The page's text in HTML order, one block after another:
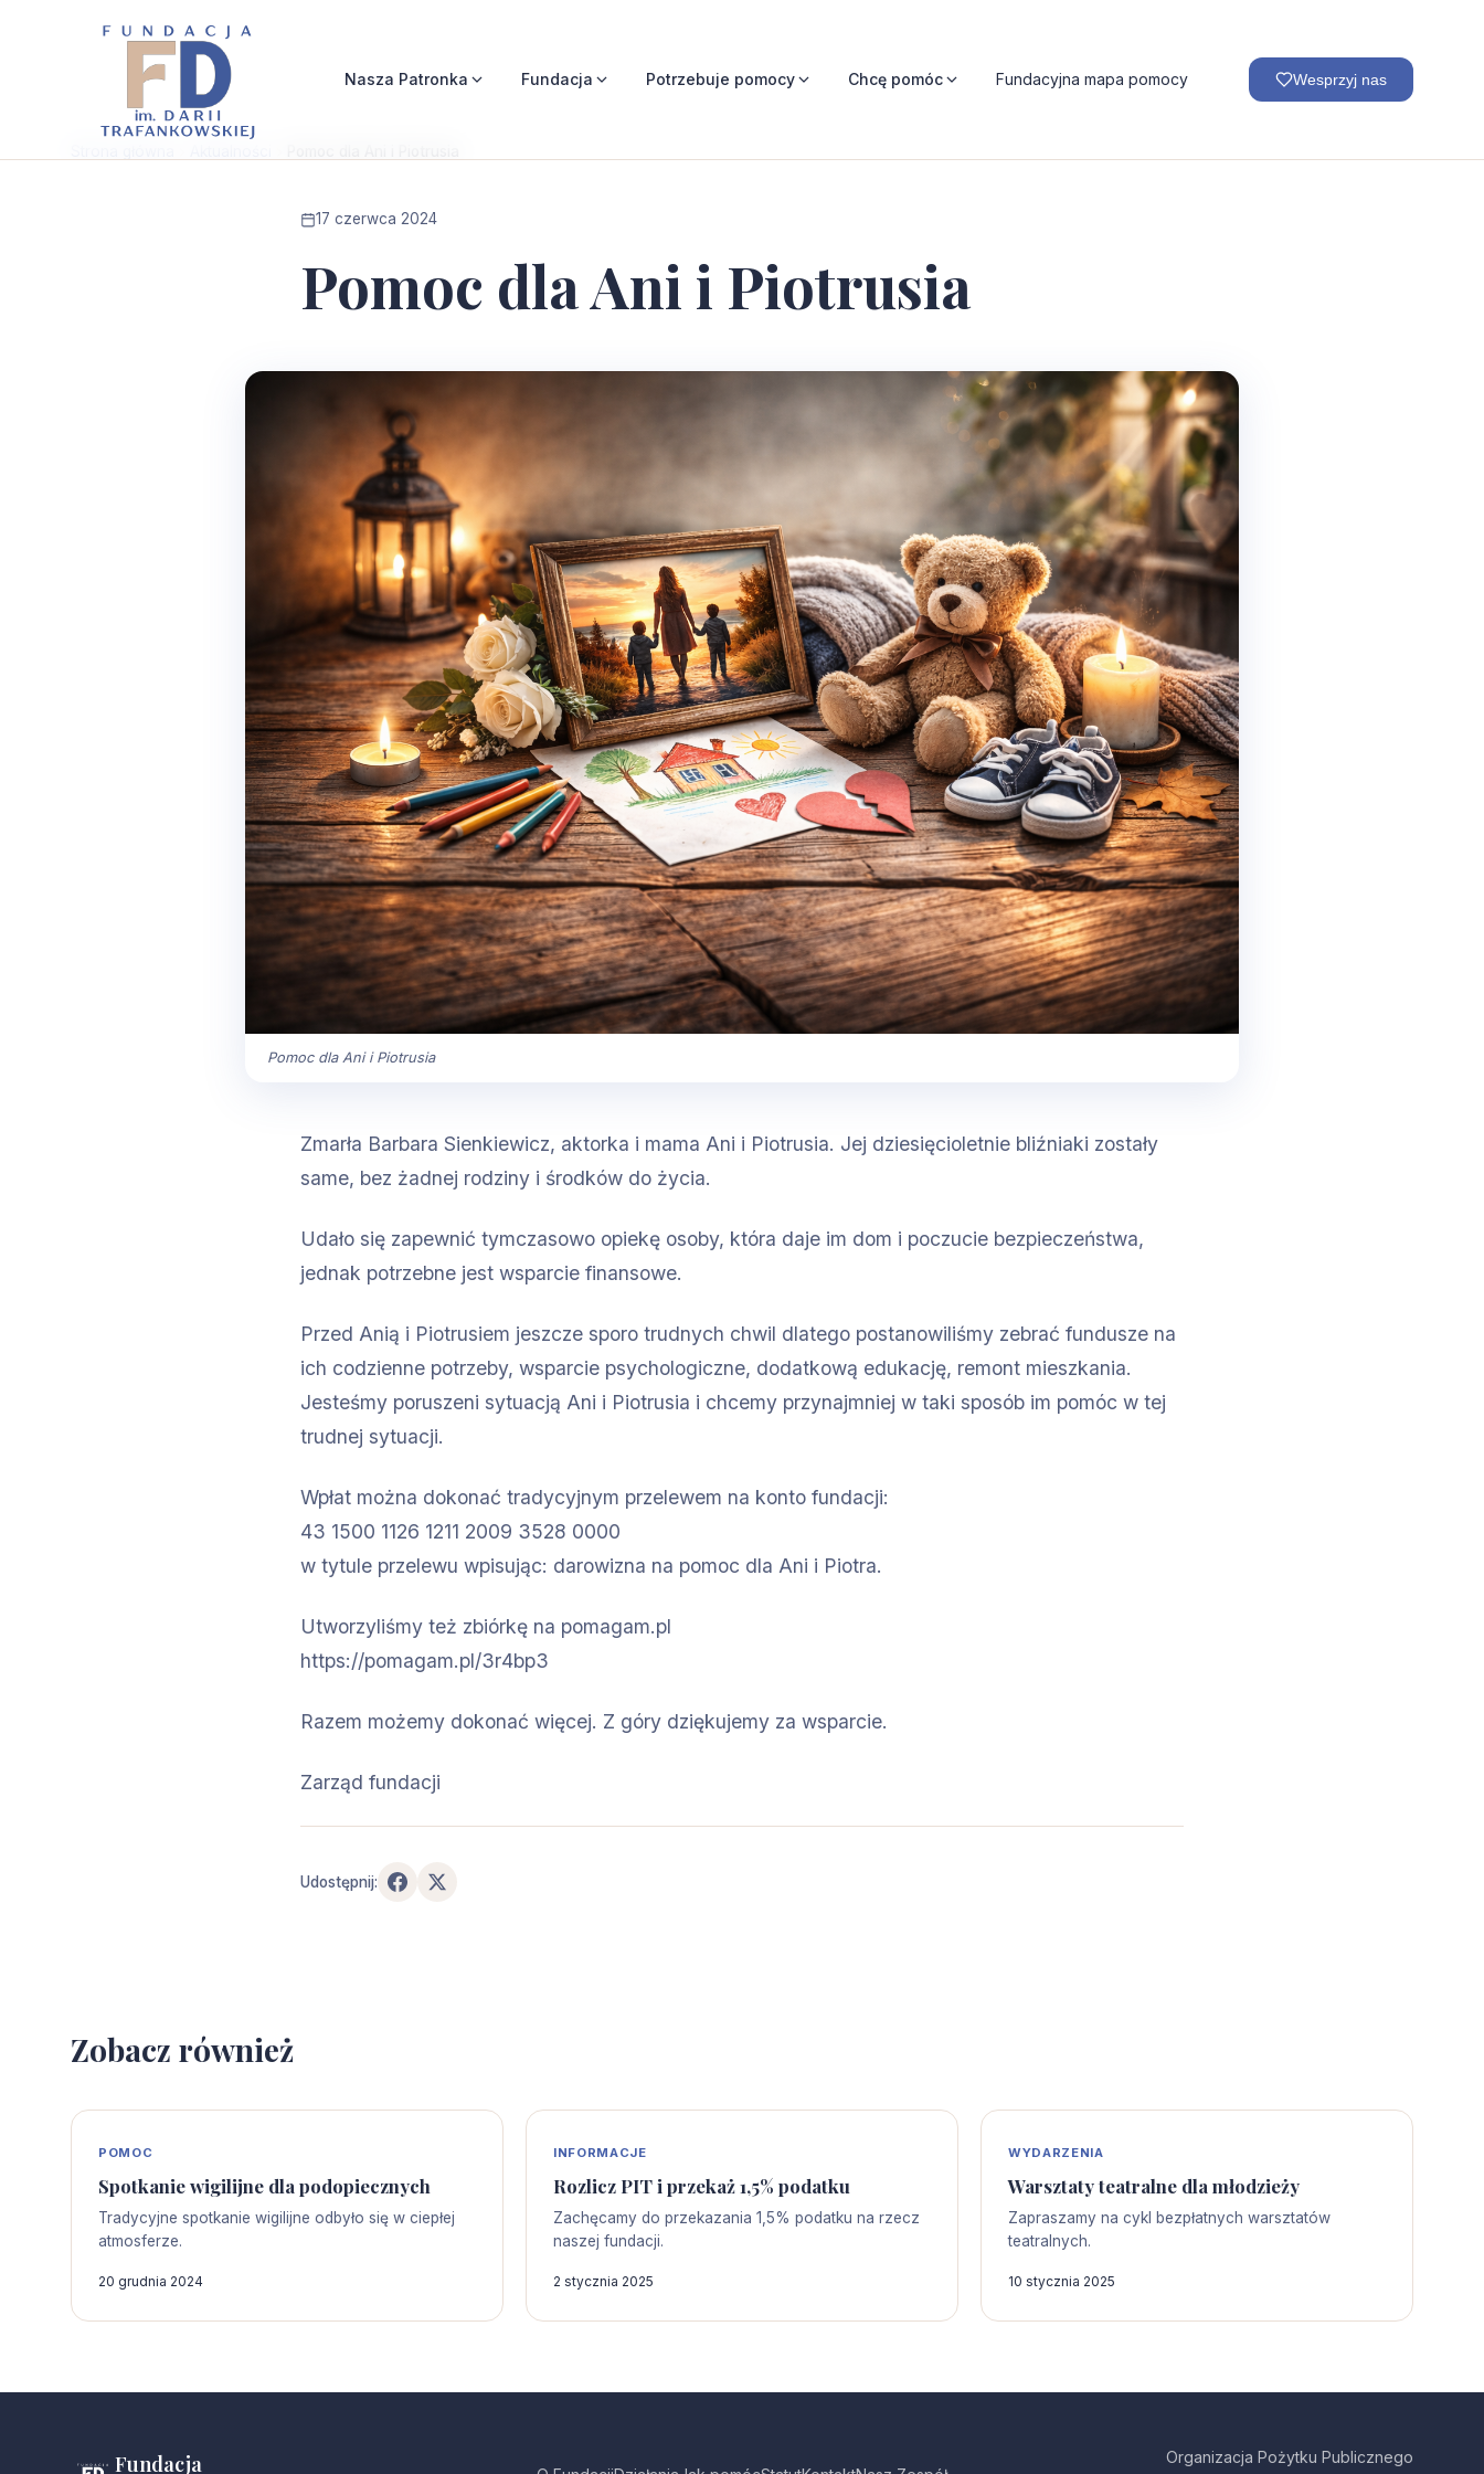
Nasza Patronka Fundacja Potrzebuje pomocy Chcę pomóc Fundacyjna mapa pomocy Wesprzyj nas
17 czerwca 2024
Pomoc dla Ani i Piotrusia
Pomoc dla Ani i Piotrusia
Zmarła Barbara Sienkiewicz, aktorka i mama Ani i Piotrusia. Jej dziesięcioletnie bliźniaki zostały
same, bez żadnej rodziny i środków do życia.
Udało się zapewnić tymczasowo opiekę osoby, która daje im dom i poczucie bezpieczeństwa,
jednak potrzebne jest wsparcie finansowe.
Przed Anią i Piotrusiem jeszcze sporo trudnych chwil dlatego postanowiliśmy zebrać fundusze na
ich codzienne potrzeby, wsparcie psychologiczne, dodatkową edukację, remont mieszkania.
Jesteśmy poruszeni sytuacją Ani i Piotrusia i chcemy przynajmniej w taki sposób im pomóc w tej
trudnej sytuacji.
Wpłat można dokonać tradycyjnym przelewem na konto fundacji:
43 1500 1126 1211 2009 3528 0000
w tytule przelewu wpisując: darowizna na pomoc dla Ani i Piotra.
Utworzyliśmy też zbiórkę na pomagam.pl
https://pomagam.pl/3r4bp3
Razem możemy dokonać więcej. Z góry dziękujemy za wsparcie.
Zarząd fundacji
Udostępnij:
Zobacz również
POMOC
Spotkanie wigilijne dla podopiecznych
Tradycyjne spotkanie wigilijne odbyło się w ciepłej
atmosferze.
20 grudnia 2024
INFORMACJE
Rozlicz PIT i przekaż 1,5% podatku
Zachęcamy do przekazania 1,5% podatku na rzecz
naszej fundacji.
2 stycznia 2025
WYDARZENIA
Warsztaty teatralne dla młodzieży
Zapraszamy na cykl bezpłatnych warsztatów
teatralnych.
10 stycznia 2025
Fundacja Organizacja Pożytku Publicznego